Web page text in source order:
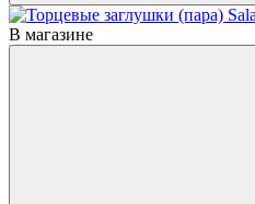
В магазине